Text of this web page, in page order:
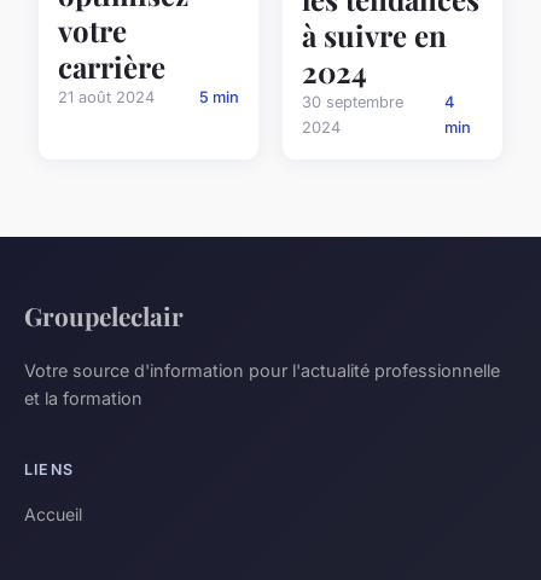
votre
carrière
21 août 2024 5 min
à suivre en
2024
30 septembre
2024
4
min
Groupeleclair
Votre source d'information pour l'actualité professionnelle
et la formation
LIENS
Accueil